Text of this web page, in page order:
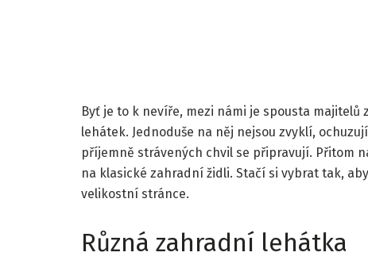
Byť je to k nevíře, mezi námi je spousta
lehátek. Jednoduše na něj nejsou zvyklí,
příjemně strávených chvil se připravují. Přitom
na klasické zahradní židli. Stačí si vybrat tak,
velikostní stránce.
Různá zahradní lehátka